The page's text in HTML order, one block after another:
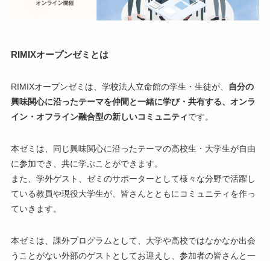
RIMIXオープンゼミとは
RIMIXオープンゼミは、学校法人立命館の学生・生徒が、
自分の
興味関心に沿ったテーマを仲間と一緒に学び・共有する、オンラ
イン・オフライン融合型の新しいコミュニティです。
本ゼミは、同じ興味関心に沿ったテーマの高校生・大学生が自由
に参加でき、共に学ぶことができます。
また、学外ゲスト、ゼミのサポーターとして様々な分野で活躍し
ている教員や現役大学生が、皆さんとともにコミュニティを作っ
ていきます。
本ゼミは、課外プログラムとして、大学や高校ではなかなか出会
うことがない外部のゲストとしてお迎えし、参加者の皆さんと一